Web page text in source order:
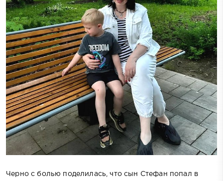
Черно с болью поделилась, что сын Стефан попал в